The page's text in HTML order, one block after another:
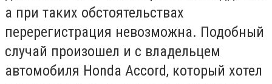
а при таких обстоятельствах
перерегистрация невозможна. Подобный
случай произошел и с владельцем
автомобиля Honda Accord, который хотел